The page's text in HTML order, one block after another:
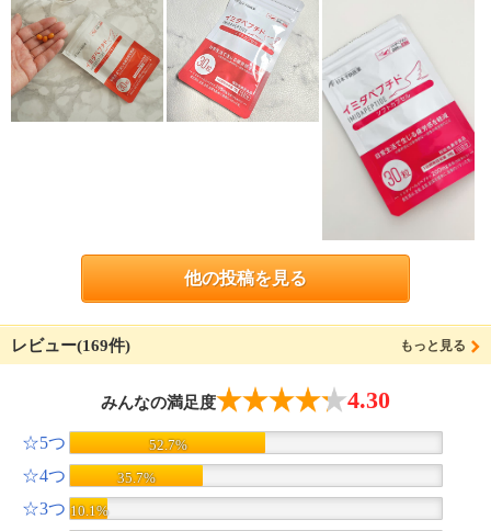
他の投稿を見る
レビュー(169件) もっと見る
みんなの満足度 4.30
☆5つ 52.7%
☆4つ 35.7%
☆3つ 10.1%